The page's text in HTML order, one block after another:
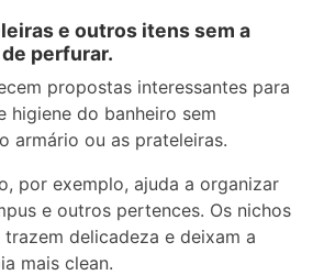
e outros itens sem a
perfurar.
propostas interessantes para
higiene do banheiro sem
armário ou as prateleiras.
por exemplo, ajuda a organizar
e outros pertences. Os nichos
delicadeza e deixam a
mais clean.